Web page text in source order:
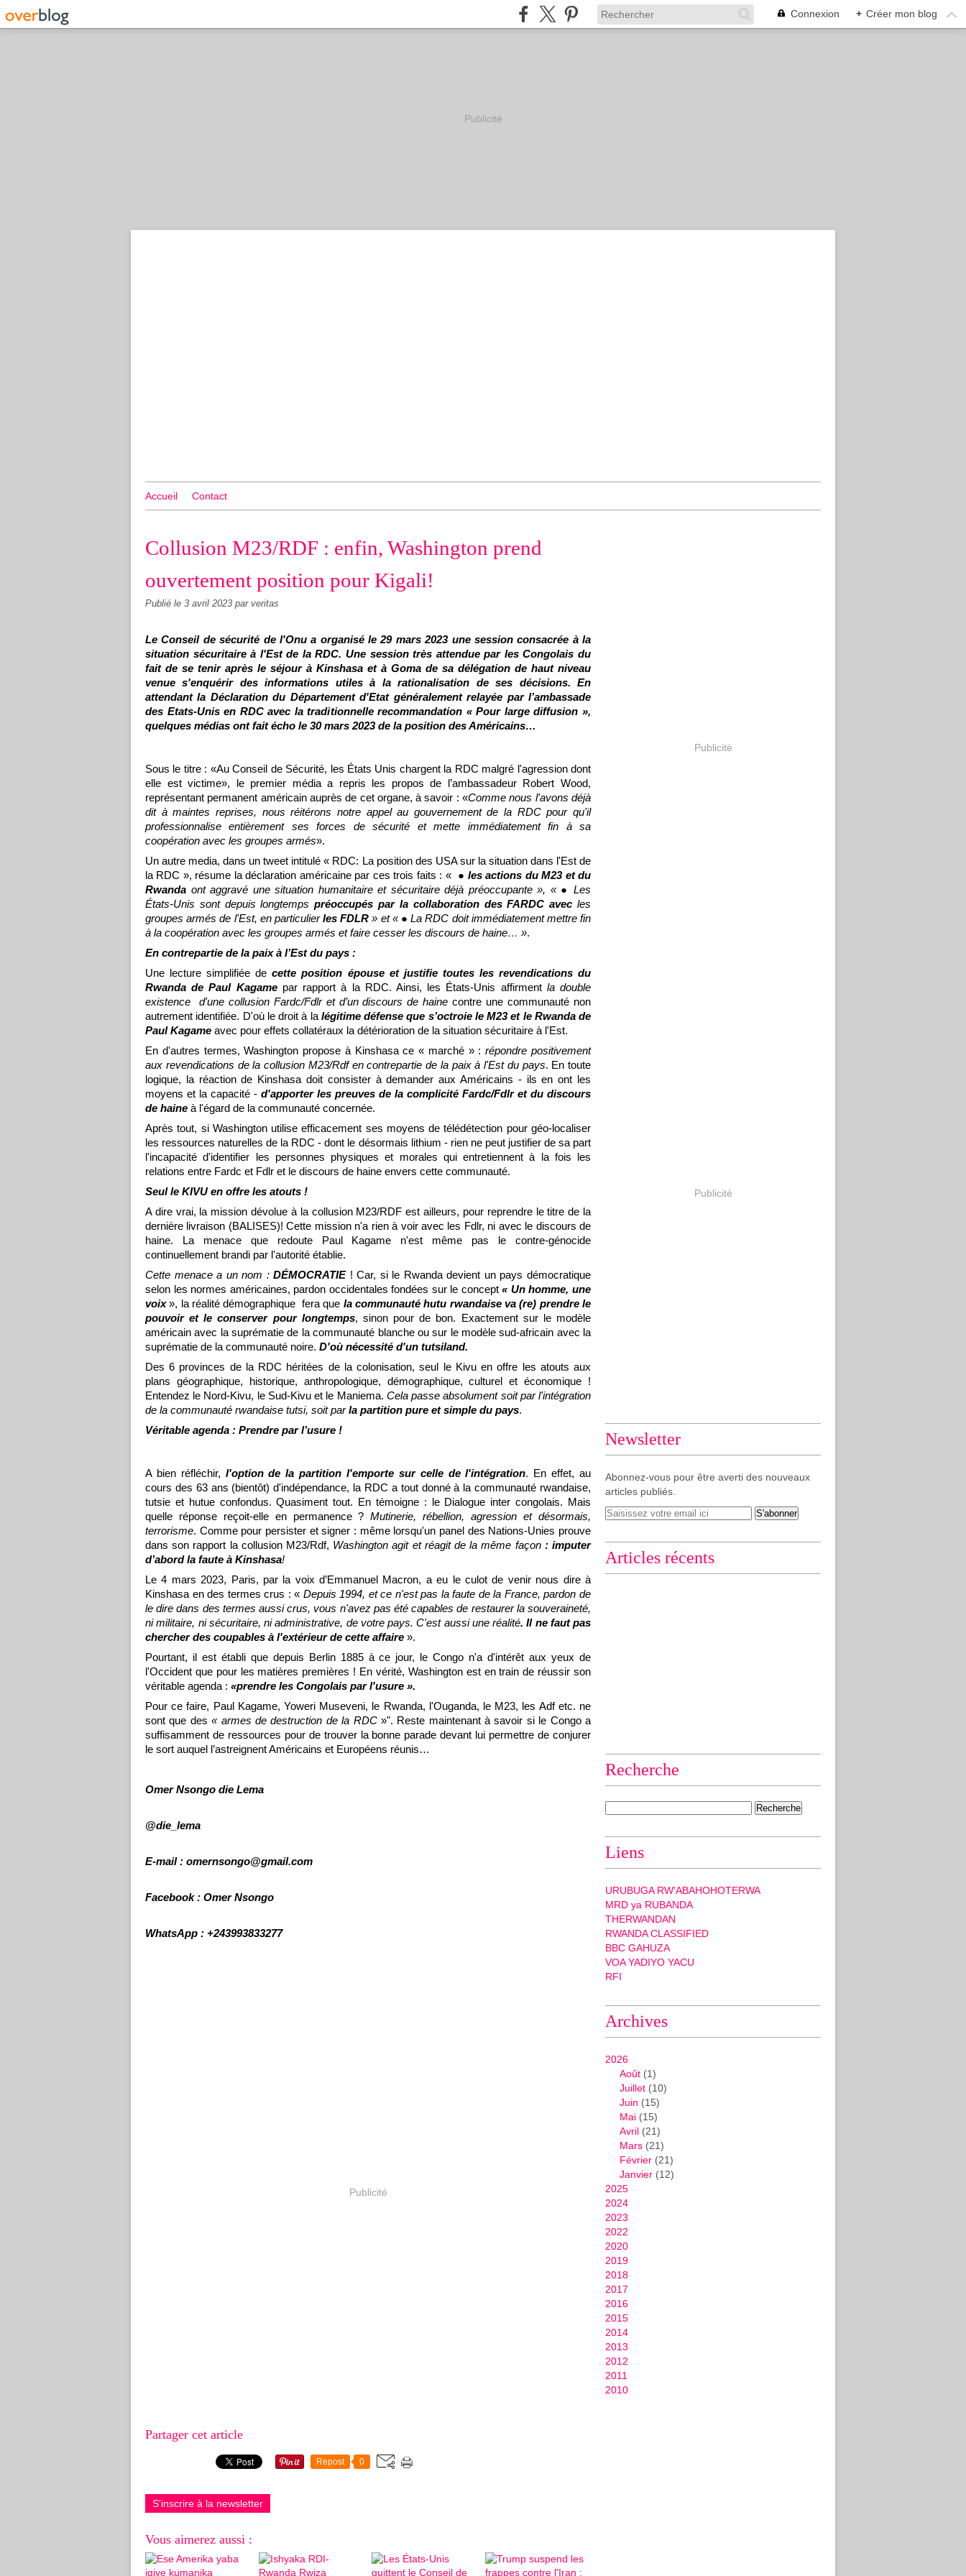
Connexion + Créer mon blog
Publicité
Accueil Contact
Collusion M23/RDF : enfin, Washington prend
ouvertement position pour Kigali!
Publié le 3 avril 2023 par veritas
Le Conseil de sécurité de l'Onu a organisé le 29 mars 2023 une session consacrée à la
situation sécuritaire à l'Est de la RDC. Une session très attendue par les Congolais du
fait de se tenir après le séjour à Kinshasa et à Goma de sa délégation de haut niveau
venue s'enquérir des informations utiles à la rationalisation de ses décisions. En
attendant la Déclaration du Département d'Etat généralement relayée par l’ambassade
des Etats-Unis en RDC avec la traditionnelle recommandation « Pour large diffusion »,
quelques médias ont fait écho le 30 mars 2023 de la position des Américains…
Sous le titre : «Au Conseil de Sécurité, les États Unis chargent la RDC malgré l'agression dont
elle est victime», le premier média a repris les propos de l’ambassadeur Robert Wood,
représentant permanent américain auprès de cet organe, à savoir : «Comme nous l'avons déjà
dit à maintes reprises, nous réitérons notre appel au gouvernement de la RDC pour qu'il
professionnalise entièrement ses forces de sécurité et mette immédiatement fin à sa
coopération avec les groupes armés».
Un autre media, dans un tweet intitulé « RDC: La position des USA sur la situation dans l'Est de
la RDC », résume la déclaration américaine par ces trois faits : « ● les actions du M23 et du
Rwanda ont aggravé une situation humanitaire et sécuritaire déjà préoccupante », « ● Les
États-Unis sont depuis longtempspréoccupés par la collaboration des FARDC avec les
groupes armés de l'Est, en particulierles FDLR » et « ● La RDC doit immédiatement mettre fin
à la coopération avec les groupes armés et faire cesser les discours de haine… ».
En contrepartie de la paix à l’Est du pays :
Une lecture simplifiée decette position épouse et justifie toutes les revendications du
Rwanda de Paul Kagame par rapport à la RDC. Ainsi, les États-Unis affirment la double
existence d'une collusion Fardc/Fdlr et d’un discours de hainecontre une communauté non
autrement identifiée. D'où le droit à la légitime défense que s’octroie le M23 et le Rwanda de
Paul Kagame avec pour effets collatéraux la détérioration de la situation sécuritaire à l'Est.
En d'autres termes, Washington propose à Kinshasa ce « marché » :répondre positivement
aux revendications de la collusion M23/Rdf en contrepartie de la paix à l'Est du pays. En toute
logique, la réaction de Kinshasa doit consister à demander aux Américains - ils en ont les
moyens et la capacité - d'apporter les preuves de la complicité Fardc/Fdlr et du discours
de haine à l'égard de la communauté concernée.
Après tout, si Washington utilise efficacement ses moyens de télédétection pour géo-localiser
les ressources naturelles de la RDC - dont le désormais lithium - rien ne peut justifier de sa part
l'incapacité d'identifier les personnes physiques et morales qui entretiennent à la fois les
relations entre Fardc et Fdlr et le discours de haine envers cette communauté.
Seul le KIVU en offre les atouts !
A dire vrai, la mission dévolue à la collusion M23/RDF est ailleurs, pour reprendre le titre de la
dernière livraison (BALISES)! Cette mission n'a rien à voir avec les Fdlr, ni avec le discours de
haine. La menace que redoute Paul Kagame n'est même pas le contre-génocide
continuellement brandi par l'autorité établie.
Cette menace a un nom :DÉMOCRATIE ! Car, si le Rwanda devient un pays démocratique
selon les normes américaines, pardon occidentales fondées sur le concept« Un homme, une
voix», la réalité démographique fera que la communauté hutu rwandaise va (re) prendre le
pouvoir et le conserver pour longtemps, sinon pour de bon. Exactement sur le modèle
américain avec la suprématie de la communauté blanche ou sur le modèle sud-africain avec la
suprématie de la communauté noire. D'où nécessité d'un tutsiland.
Des 6 provinces de la RDC héritées de la colonisation, seul le Kivu en offre les atouts aux
plans géographique, historique, anthropologique, démographique, culturel et économique !
Entendez le Nord-Kivu, le Sud-Kivu et le Maniema. Cela passe absolument soit par l'intégration
de la communauté rwandaise tutsi, soit parla partition pure et simple du pays.
Véritable agenda : Prendre par l’usure !
A bien réfléchir, l'option de la partition l'emporte sur celle de l'intégration. En effet, au
cours des 63 ans (bientôt) d'indépendance, la RDC a tout donné à la communauté rwandaise,
tutsie et hutue confondus. Quasiment tout. En témoigne : le Dialogue inter congolais. Mais
quelle réponse reçoit-elle en permanence ?Mutinerie, rébellion, agression et désormais,
terrorisme. Comme pour persister et signer : même lorsqu'un panel des Nations-Unies prouve
dans son rapport la collusion M23/Rdf, Washington agit et réagit de la même façon : imputer
d’abord la faute à Kinshasa!
Le 4 mars 2023, Paris, par la voix d’Emmanuel Macron, a eu le culot de venir nous dire à
Kinshasa en des termes crus : « Depuis 1994, et ce n'est pas la faute de la France, pardon de
le dire dans des termes aussi crus, vous n'avez pas été capables de restaurer la souveraineté,
ni militaire, ni sécuritaire, ni administrative, de votre pays. C'est aussi une réalité. Il ne faut pas
chercher des coupables à l'extérieur de cette affaire ».
Pourtant, il est établi que depuis Berlin 1885 à ce jour, le Congo n'a d'intérêt aux yeux de
l'Occident que pour les matières premières ! En vérité, Washington est en train de réussir son
véritable agenda : «prendre les Congolais par l'usure ».
Pour ce faire, Paul Kagame, Yoweri Museveni, le Rwanda, l'Ouganda, le M23, les Adf etc. ne
sont que des« armes de destruction de la RDC»". Reste maintenant à savoir si le Congo a
suffisamment de ressources pour de trouver la bonne parade devant lui permettre de conjurer
le sort auquel l’astreignent Américains et Européens réunis…
Omer Nsongo die Lema
@die_lema
E-mail : omernsongo@gmail.com
Facebook : Omer Nsongo
WhatsApp : +243993833277
Publicité
Partager cet article
Repost 0
S'inscrire à la newsletter
Vous aimerez aussi :
Publicité
Publicité
Newsletter
Abonnez-vous pour être averti des nouveaux
articles publiés.
Articles récents
Recherche
Liens
URUBUGA RW'ABAHOHOTERWA
MRD ya RUBANDA
THERWANDAN
RWANDA CLASSIFIED
BBC GAHUZA
VOA YADIYO YACU
RFI
Archives
2026
Août (1)
Juillet (10)
Juin (15)
Mai (15)
Avril (21)
Mars (21)
Février (21)
Janvier (12)
2025
2024
2023
2022
2020
2019
2018
2017
2016
2015
2014
2013
2012
2011
2010